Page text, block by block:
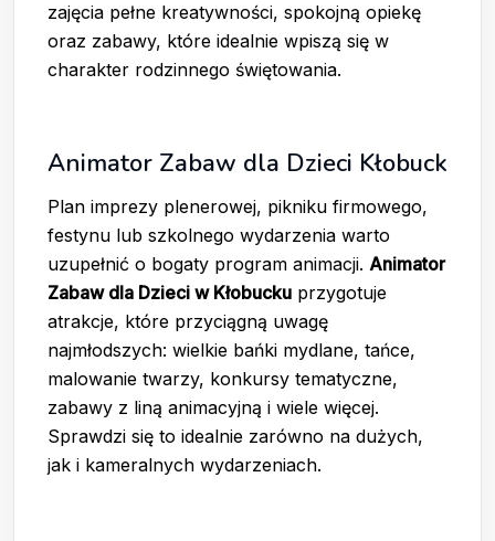
zajęcia pełne kreatywności, spokojną opiekę
oraz zabawy, które idealnie wpiszą się w
charakter rodzinnego świętowania.
Animator Zabaw dla Dzieci Kłobuck
Plan imprezy plenerowej, pikniku firmowego,
festynu lub szkolnego wydarzenia warto
uzupełnić o bogaty program animacji. Animator
Zabaw dla Dzieci w Kłobucku przygotuje
atrakcje, które przyciągną uwagę
najmłodszych: wielkie bańki mydlane, tańce,
malowanie twarzy, konkursy tematyczne,
zabawy z liną animacyjną i wiele więcej.
Sprawdzi się to idealnie zarówno na dużych,
jak i kameralnych wydarzeniach.